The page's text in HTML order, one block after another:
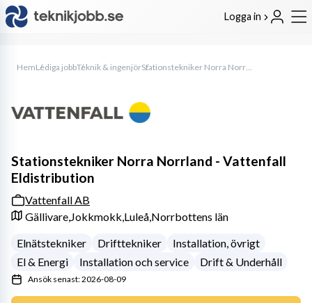
Logga in
HemLediga jobbTeknik & ingenjör Stationstekniker Norra Norrland - Vattenfall Eldistribution
Stationstekniker Norra Norrland - Vattenfall
Eldistribution
Vattenfall AB
Gällivare,Jokkmokk,Luleå,Norrbottens län
Elnätstekniker
Drifttekniker
Installation, övrigt
El & Energi
Installation och service Drift & Underhåll
Ansök senast: 2026-08-09